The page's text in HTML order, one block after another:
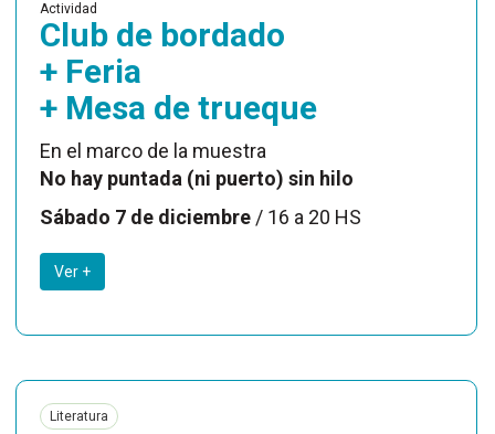
Actividad
Club de bordado
+ Feria
+ Mesa de trueque
En el marco de la muestra
No hay puntada (ni puerto) sin hilo
Sábado 7 de diciembre / 16 a 20 HS
Ver +
Literatura